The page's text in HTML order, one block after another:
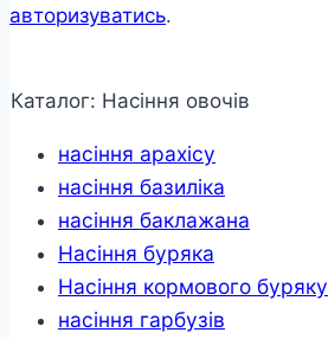
авторизуватись.
Каталог: Насіння овочів
насіння арахісу
насіння базиліка
насіння баклажана
Насіння буряка
Насіння кормового буряку
насіння гарбузів